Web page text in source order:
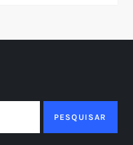
PESQUISAR